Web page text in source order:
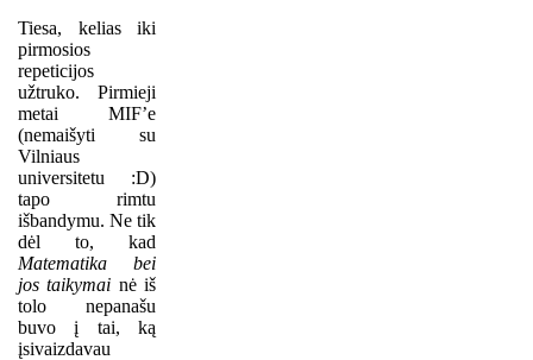
Tiesa, kelias iki
pirmosios
repeticijos
užtruko. Pirmieji
metai MIF’e
(nemaišyti su
Vilniaus
universitetu :D)
tapo rimtu
išbandymu. Ne tik
dėl to, kad
Matematika bei
jos taikymai nė iš
tolo nepanašu
buvo į tai, ką
įsivaizdavau